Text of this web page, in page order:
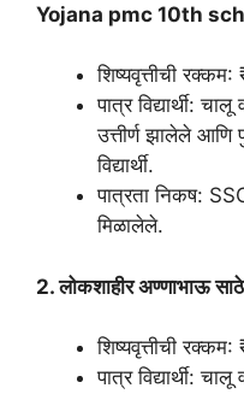
Yojana pmc 10th
शिष्यवृत्तीची
पात्र विद्यार्थी:
उत्तीर्ण झालेले आणि
विद्यार्थी.
पात्रता निकष:
मिळालेले.
2. लोकशाहीर अण्णाभाऊ
शिष्यवृत्तीची
पात्र विद्यार्थी: चालू